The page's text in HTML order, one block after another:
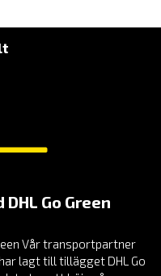
Go Green
Vår transportpartner
lagt till tillägget DHL Go